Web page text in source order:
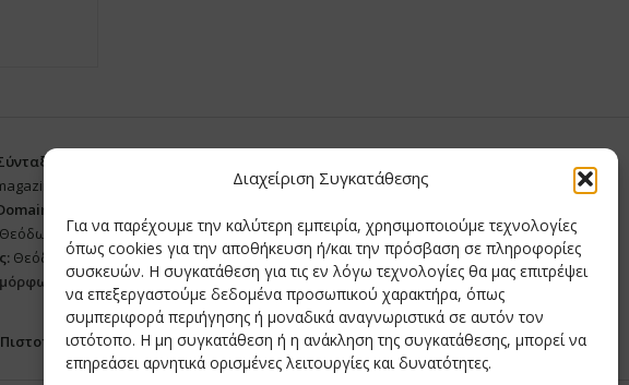
Διαχείριση Συγκατάθεσης
Για να παρέχουμε την καλύτερη εμπειρία, χρησιμοποιούμε τεχνολογίες
όπως cookies για την αποθήκευση ή/και την πρόσβαση σε πληροφορίες
συσκευών. Η συγκατάθεση για τις εν λόγω τεχνολογίες θα μας επιτρέψει
να επεξεργαστούμε δεδομένα προσωπικού χαρακτήρα, όπως
συμπεριφορά περιήγησης ή μοναδικά αναγνωριστικά σε αυτόν τον
ιστότοπο. Η μη συγκατάθεση ή η ανάκληση της συγκατάθεσης, μπορεί να
επηρεάσει αρνητικά ορισμένες λειτουργίες και δυνατότητες.
Θεόδωρος Δημητριάδης
Θεόδωρος Δημητριάδης
Μ.Η.Τ.: 242276